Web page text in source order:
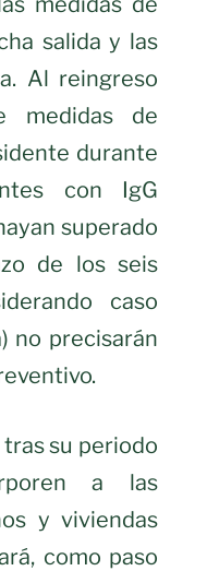
salida y las
Al reingreso
medidas de
durante
con IgG
superado
de los seis
caso
no precisarán
su periodo
a las
y viviendas
como paso